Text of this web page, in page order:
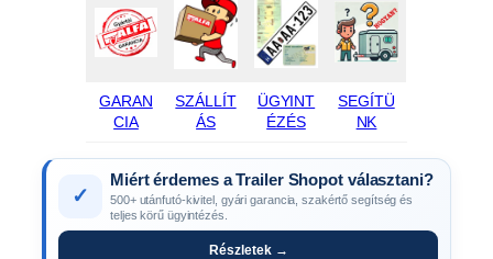
GARAN
CIA
SZÁLLÍT
ÁS
ÜGYINT
ÉZÉS
SEGÍTÜ
NK
✓
Miért érdemes a Trailer Shopot választani?
500+ utánfutó-kivitel, gyári garancia, szakértő segítség és
teljes körű ügyintézés.
Részletek →